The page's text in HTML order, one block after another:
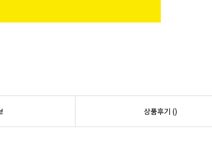
상품후기 ()